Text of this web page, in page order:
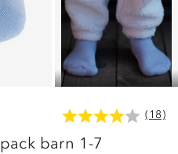
LAVPRIS
(18)
barn 1-7